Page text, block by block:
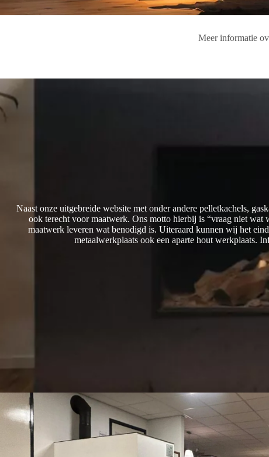
Meer informatie
Naast onze uitgebreide website met onder andere pelletkachels,
ook terecht voor maatwerk. Ons motto hierbij is “vraag niet
maatwerk leveren wat benodigd is. Uiteraard kunnen wij het
metaalwerkplaats ook een aparte hout werkplaats.